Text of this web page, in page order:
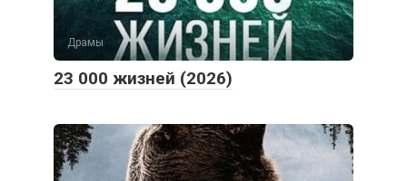
Драмы
23 000 жизней (2026)